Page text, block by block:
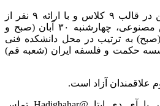
مدرسه پاییزه ذهن و ماشین در قالب ۹ کلاس و با ارائه ۹ نفر از
اساتید فلسفه ذهن و هوش مصنوعی، چهارشنبه ۳۰ آبان (صبح و
به ترتیب در محل دانشکده فنی
حکمت و فلسفه ایران (شعبه قم)
آزاد است.